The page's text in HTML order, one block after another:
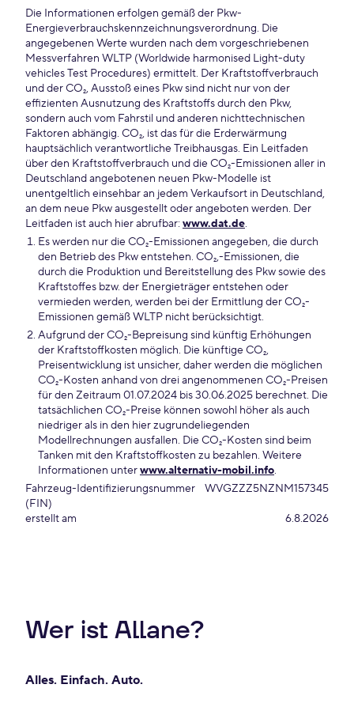
Die Informationen erfolgen gemäß der Pkw-
Energieverbrauchskennzeichnungsverordnung. Die
angegebenen Werte wurden nach dem vorgeschriebenen
Messverfahren WLTP (Worldwide harmonised Light-duty
vehicles Test Procedures) ermittelt. Der Kraftstoffverbrauch
und der CO₂, Ausstoß eines Pkw sind nicht nur von der
effizienten Ausnutzung des Kraftstoffs durch den Pkw,
sondern auch vom Fahrstil und anderen nichttechnischen
Faktoren abhängig. CO₂, ist das für die Erderwärmung
hauptsächlich verantwortliche Treibhausgas. Ein Leitfaden
über den Kraftstoffverbrauch und die CO₂-Emissionen aller in
Deutschland angebotenen neuen Pkw-Modelle ist
unentgeltlich einsehbar an jedem Verkaufsort in Deutschland,
an dem neue Pkw ausgestellt oder angeboten werden. Der
Leitfaden ist auch hier abrufbar: www.dat.de.
Es werden nur die CO₂-Emissionen angegeben, die durch
den Betrieb des Pkw entstehen. CO₂,-Emissionen, die
durch die Produktion und Bereitstellung des Pkw sowie des
Kraftstoffes bzw. der Energieträger entstehen oder
vermieden werden, werden bei der Ermittlung der CO₂-
Emissionen gemäß WLTP nicht berücksichtigt.
Aufgrund der CO₂-Bepreisung sind künftig Erhöhungen
der Kraftstoffkosten möglich. Die künftige CO₂,
Preisentwicklung ist unsicher, daher werden die möglichen
CO₂-Kosten anhand von drei angenommenen CO₂-Preisen
für den Zeitraum 01.07.2024 bis 30.06.2025 berechnet. Die
tatsächlichen CO₂-Preise können sowohl höher als auch
niedriger als in den hier zugrundeliegenden
Modellrechnungen ausfallen. Die CO₂-Kosten sind beim
Tanken mit den Kraftstoffkosten zu bezahlen. Weitere
Informationen unterwww.alternativ-mobil.info.
Fahrzeug-Identifizierungsnummer
(FIN)
WVGZZZ5NZNM157345
erstellt am 6.8.2026
Wer ist Allane?
Alles. Einfach. Auto.